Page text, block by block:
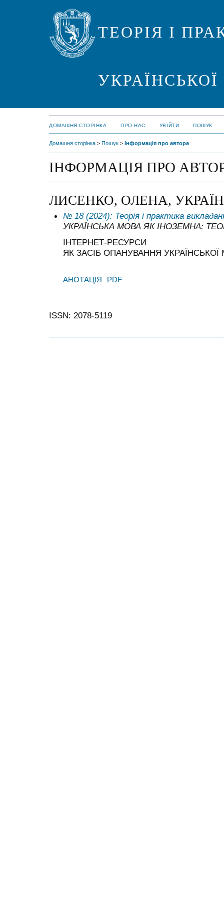
ТЕОРІЯ І
ДОМАШНЯ СТОРІНКА ПРО НАС УВІЙТИ ПОШУК
Домашня сторінка > Пошук > Інформація про автора
ІНФОРМАЦІЯ ПРО
ЛИСЕНКО, ОЛЕНА,
№ 18 (2024): Теорія і практика
УКРАЇНСЬКА МОВА ЯК ІНОЗЕМНА:
ІНТЕРНЕТ-РЕСУРСИ
ЯК ЗАСІБ ОПАНУВАННЯ
АНОТАЦІЯ PDF
ISSN: 2078-5119